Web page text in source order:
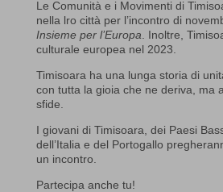
Le Comunità e i Movimenti di
nella lro città per l’incontro di
Insieme per l’Europa . Inoltre,
culturale europea nel 2023.
Timisoara ha una lunga storia di
con tutta la gioia che ne deriva, ma
sfide.
I giovani di Timisoara, dei Paesi
dell’Italia e del Portogallo
un incontro.
Partecipa anche tu!